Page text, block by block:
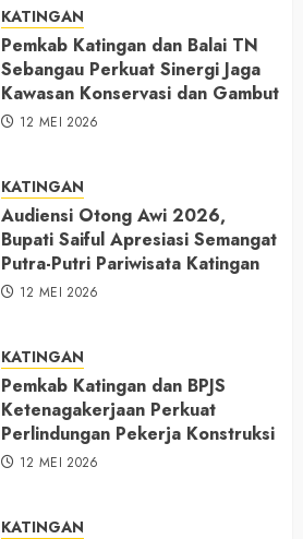
KATINGAN
Pemkab Katingan dan Balai TN
Sebangau Perkuat Sinergi Jaga
Kawasan Konservasi dan Gambut
12 MEI 2026
KATINGAN
Audiensi Otong Awi 2026,
Bupati Saiful Apresiasi Semangat
Putra-Putri Pariwisata Katingan
12 MEI 2026
KATINGAN
Pemkab Katingan dan BPJS
Ketenagakerjaan Perkuat
Perlindungan Pekerja Konstruksi
12 MEI 2026
KATINGAN